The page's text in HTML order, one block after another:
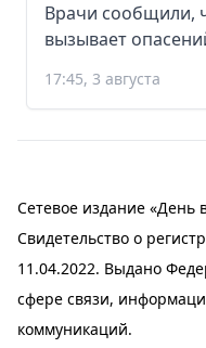
Врачи сообщили,
вызывает
17:45, 3 августа
Сетевое издание «День
Свидетельство о
11.04.2022. Выдано
сфере связи,
коммуникаций.